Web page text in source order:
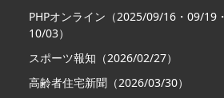
PHPオンライン（2025/09/16・09/19
10/03）
スポーツ報知（2026/02/27）
高齢者住宅新聞（2026/03/30）